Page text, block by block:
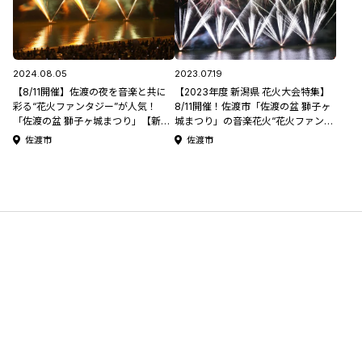
2024.08.05
【8/11開催】佐渡の夜を音楽と共に
彩る“花火ファンタジー”が人気！
「佐渡の盆 獅子ヶ城まつり」【新潟
県の祭り･花火大会特集2024】
佐渡市
2023.07.19
【2023年度 新潟県 花火大会特集】
8/11開催！佐渡市「佐渡の盆 獅子ヶ
城まつり」の音楽花火“花火ファンタ
ジー”！
佐渡市